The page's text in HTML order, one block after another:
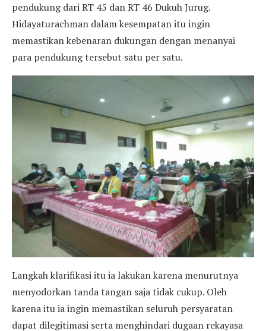
pendukung dari RT 45 dan RT 46 Dukuh Jurug.
Hidayaturachman dalam kesempatan itu ingin
memastikan kebenaran dukungan dengan menanyai
para pendukung tersebut satu per satu.
Langkah klarifikasi itu ia lakukan karena menurutnya
menyodorkan tanda tangan saja tidak cukup. Oleh
karena itu ia ingin memastikan seluruh persyaratan
dapat dilegitimasi serta menghindari dugaan rekayasa